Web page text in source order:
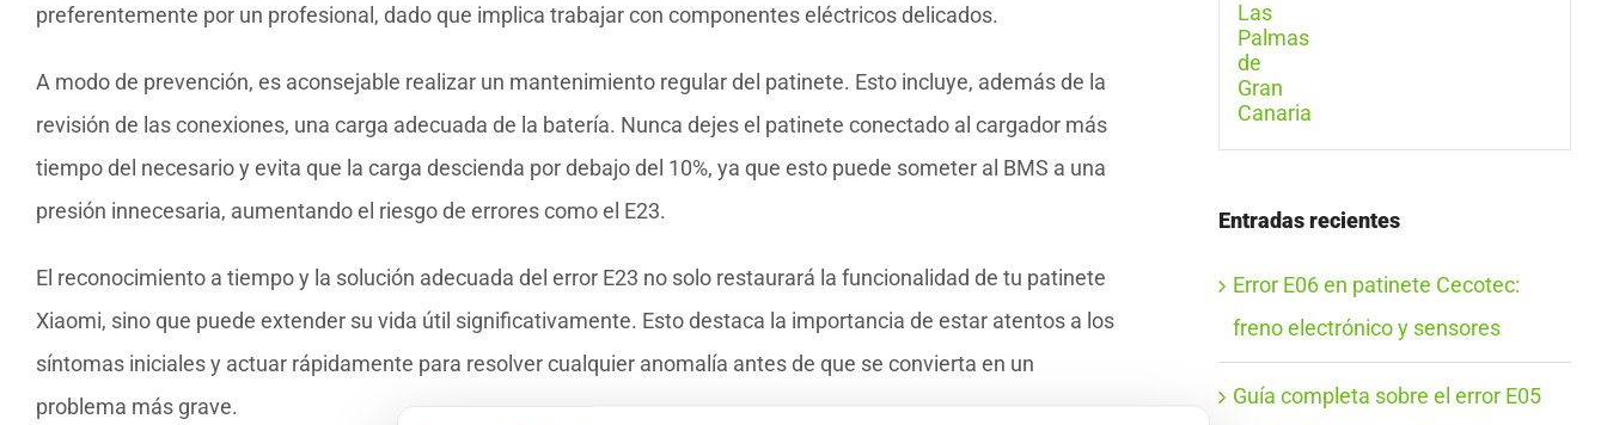
preferentemente por un profesional, dado que implica trabajar con componentes eléctricos delicados.
A modo de prevención, es aconsejable realizar un mantenimiento regular del patinete. Esto incluye, además de la
revisión de las conexiones, una carga adecuada de la batería. Nunca dejes el patinete conectado al cargador más
tiempo del necesario y evita que la carga descienda por debajo del 10%, ya que esto puede someter al BMS a una
presión innecesaria, aumentando el riesgo de errores como el E23.
El reconocimiento a tiempo y la solución adecuada del error E23 no solo restaurará la funcionalidad de tu patinete
Xiaomi, sino que puede extender su vida útil significativamente. Esto destaca la importancia de estar atentos a los
síntomas iniciales y actuar rápidamente para resolver cualquier anomalía antes de que se convierta en un
problema más grave.
Entradas recientes
Error E06 en patinete Cecotec:
freno electrónico y sensores
Guía completa sobre el error E05